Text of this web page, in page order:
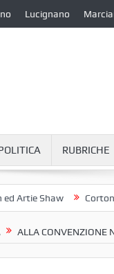
Lucignano
RUBRICHE
Shaw Cortona e
ALLA CONVENZIONE